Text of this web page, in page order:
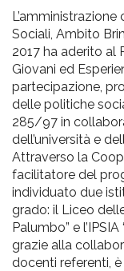
e
pr
e
Sociali, Ambito
2017 ha aderito al
Giovani ed
partecipazione,
delle politiche
285/97 in
dell’università e
Attraverso la
facilitatore del
individuato due
grado: il Liceo
Palumbo” e
grazie alla
docenti referenti,